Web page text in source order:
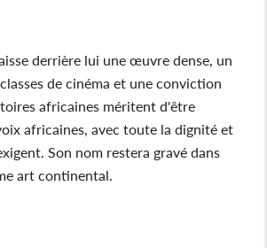
derrière lui une œuvre dense, un
de cinéma et une conviction
africaines méritent d'être
africaines, avec toute la dignité et
Son nom restera gravé dans
art continental.